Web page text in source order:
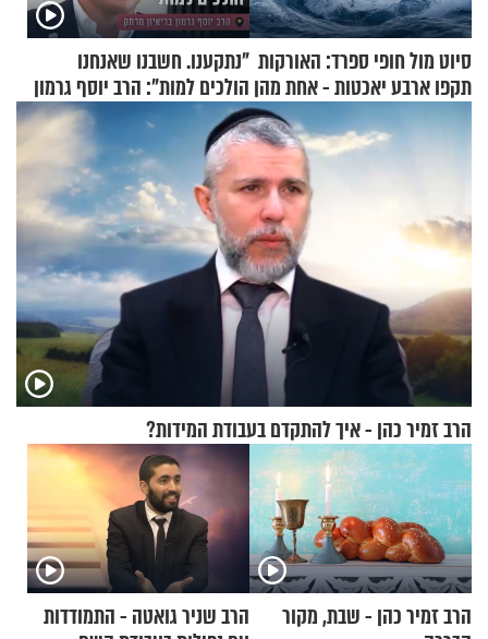
סיוט מול חופי ספרד: האורקות
תקפו ארבע יאכטות - אחת מהן
טבעה
"נתקענו. חשבנו שאנחנו
הולכים למות": הרב יוסף גרמון
בריאיון מרתק
הרב זמיר כהן - איך להתקדם בעבודת המידות?
הרב זמיר כהן - שבת, מקור
הרב שניר גואטה - התמודדות